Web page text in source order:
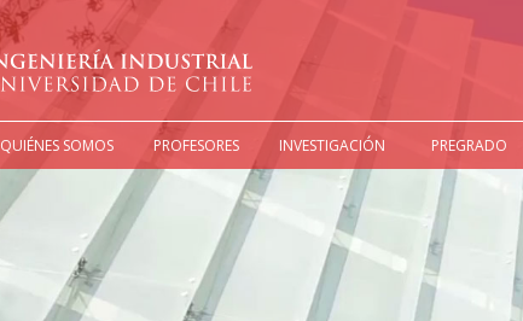
QUIÉNES SOMOS PROFESORES INVESTIGACIÓN PREGRADO